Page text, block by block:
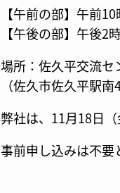
【午前の部】午前
【午後の部】午後2
場所： 佐久平交流セ
（佐久市佐久平駅南
弊社は、11月18日（
事前申し込みは不要